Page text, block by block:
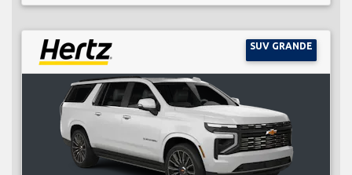
SUV GRANDE